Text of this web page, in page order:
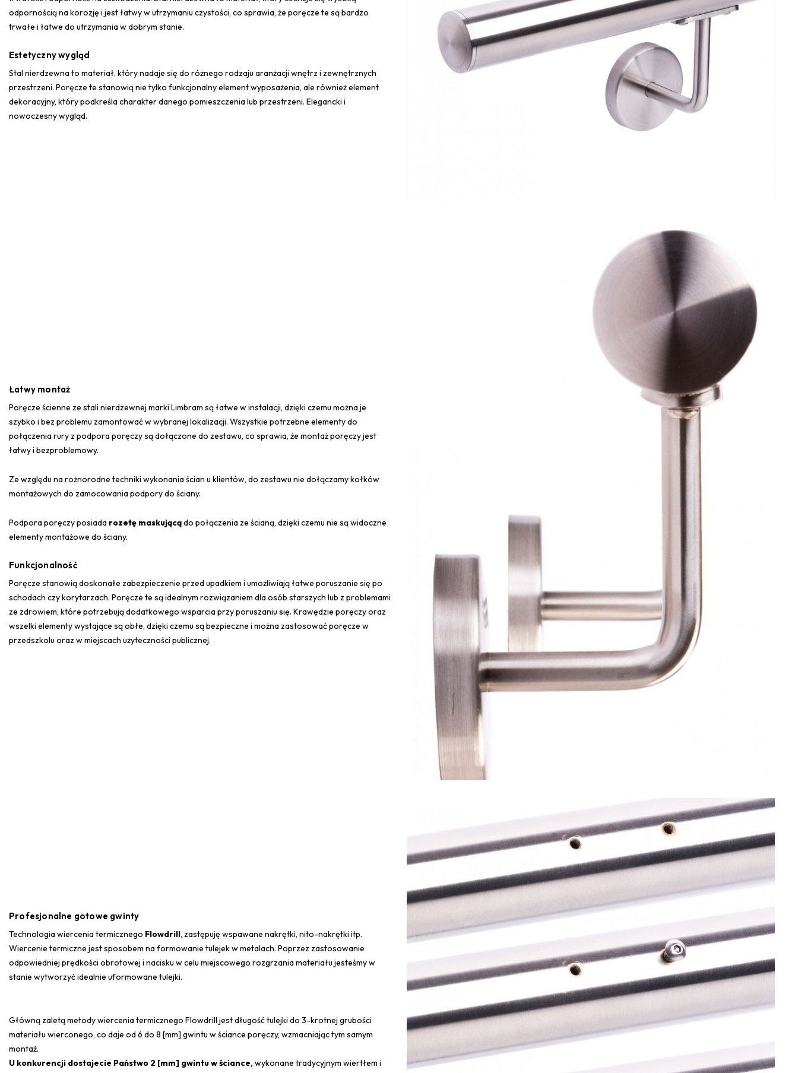
odpornością na korozję i jest łatwy w utrzymaniu czystości, co sprawia, że poręcze te są bardzo
trwałe i łatwe do utrzymania w dobrym stanie.
Estetyczny wygląd
Stal nierdzewna to materiał, który nadaje się do różnego rodzaju aranżacji wnętrz i zewnętrznych
przestrzeni. Poręcze te stanowią nie tylko funkcjonalny element wyposażenia, ale również element
dekoracyjny, który podkreśla charakter danego pomieszczenia lub przestrzeni. Elegancki i
nowoczesny wygląd.
Łatwy montaż
Poręcze ścienne ze stali nierdzewnej marki Limbram są łatwe w instalacji, dzięki czemu można je
szybko i bez problemu zamontować w wybranej lokalizacji. Wszystkie potrzebne elementy do
połączenia rury z podpora poręczy są dołączone do zestawu, co sprawia, że montaż poręczy jest
łatwy i bezproblemowy.
Ze względu na rożnorodne techniki wykonania ścian u klientów, do zestawu nie dołączamy kołków
montażowych do zamocowania podpory do ściany.
Podpora poręczy posiada rozetę maskującądo połączenia ze ścianą, dzięki czemu nie są widoczne
elementy montażowe do ściany.
Funkcjonalność
Poręcze stanowią doskonałe zabezpieczenie przed upadkiem i umożliwiają łatwe poruszanie się po
schodach czy korytarzach. Poręcze te są idealnym rozwiązaniem dla osób starszych lub z problemami
ze zdrowiem, które potrzebują dodatkowego wsparcia przy poruszaniu się. Krawędzie poręczy oraz
wszelki elementy wystające są obłe, dzięki czemu są bezpieczne i można zastosować poręcze w
przedszkolu oraz w miejscach użyteczności publicznej.
Profesjonalne gotowe gwinty
Technologia wiercenia termicznego Flowdrill, zastępuję wspawane nakrętki, nito-nakrętki itp.
Wiercenie termiczne jest sposobem na formowanie tulejek w metalach. Poprzez zastosowanie
odpowiedniej prędkości obrotowej i nacisku w celu miejscowego rozgrzania materiału jesteśmy w
stanie wytworzyć idealnie uformowane tulejki.
Główną zaletą metody wiercenia termicznego Flowdrill jest długość tulejki do 3-krotnej grubości
materiału wierconego, co daje od 6 do 8 [mm] gwintu w ściance poręczy, wzmacniając tym samym
montaż.
U konkurencji dostajecie Państwo 2 [mm] gwintu w ściance,wykonane tradycyjnym wiertłem i